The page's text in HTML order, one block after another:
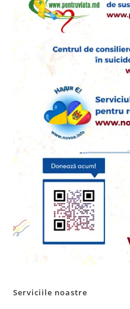
Serviciile noastre